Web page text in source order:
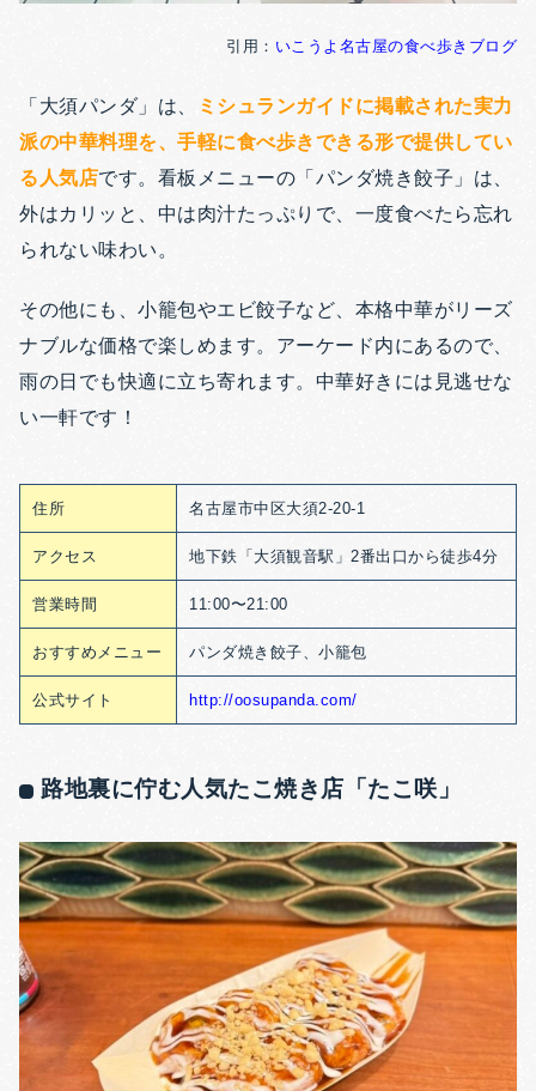
引用： いこうよ名古屋の食べ歩きブログ
「大須パンダ」は、
ミシュランガイドに掲載された実力
派の中華料理を、手軽に食べ歩きできる形で提供してい
る人気店です。看板メニューの「パンダ焼き餃子」は、
外はカリッと、中は肉汁たっぷりで、一度食べたら忘れ
られない味わい。
その他にも、小籠包やエビ餃子など、本格中華がリーズ
ナブルな価格で楽しめます。アーケード内にあるので、
雨の日でも快適に立ち寄れます。中華好きには見逃せな
い一軒です！
住所 名古屋市中区大須2-20-1
アクセス 地下鉄「大須観音駅」2番出口から徒歩4分
営業時間 11:00〜21:00
おすすめメニュー パンダ焼き餃子、小籠包
公式サイト http://oosupanda.com/
路地裏に佇む人気たこ焼き店「たこ咲」